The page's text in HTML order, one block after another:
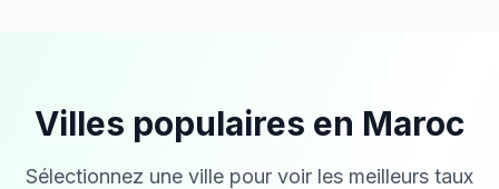
Villes populaires en Maroc
Sélectionnez une ville pour voir les meilleurs taux